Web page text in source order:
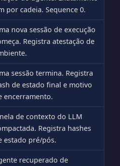
por cadeia. Sequence 0.
nova sessão de execução
Registra atestação de
sessão termina. Registra
de estado final e motivo
encerramento.
de contexto do LLM
Registra hashes
estado pré/pós.
recuperado de